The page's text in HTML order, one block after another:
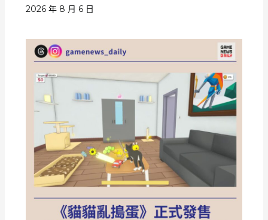
2026 年 8 月 6 日